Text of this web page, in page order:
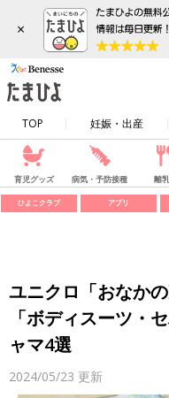
×
TOP 妊娠・出産
育児グッズ 病気・予防接種 離
ひよこクラブ アプリ
ユニクロ「おなか
「ボディスーツ・
ャマ4選
2024/05/23 更新